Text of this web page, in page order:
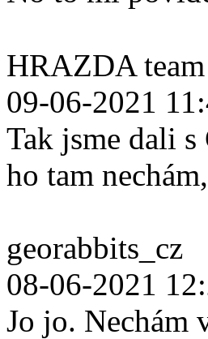
HRAZDA team
09-06-2021
Tak jsme dali
ho tam
georabbits_cz
08-06-2021
Jo jo. Nechám